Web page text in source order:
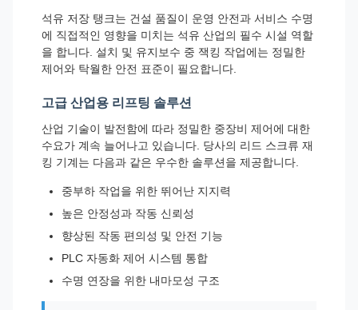
석유 저장 탱크는 건설 품질이 운영 안전과 서비스 수명
에 직접적인 영향을 미치는 석유 산업의 필수 시설 역할
을 합니다. 설치 및 유지보수 중 잭킹 작업에는 정밀한
제어와 탁월한 안전 표준이 필요합니다.
고급 산업용 리프팅 솔루션
산업 기술이 발전함에 따라 정밀한 중장비 제어에 대한
수요가 계속 늘어나고 있습니다. 당사의 리드 스크류 재
킹 기계는 다음과 같은 우수한 솔루션을 제공합니다.
중부하 작업을 위한 뛰어난 지지력
높은 안정성과 작동 신뢰성
향상된 작동 편의성 및 안전 기능
PLC 자동화 제어 시스템 통합
수명 연장을 위한 내마모성 구조